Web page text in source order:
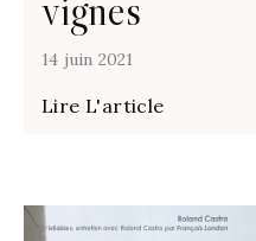
14 juin 2021
Lire L'article